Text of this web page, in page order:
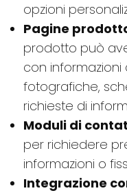
opzioni
Pagine
prodotto può
con
fotografiche,
richieste di
Moduli di
per richiedere
informazioni o
Integrazione